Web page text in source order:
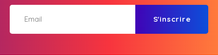
S'inscrire